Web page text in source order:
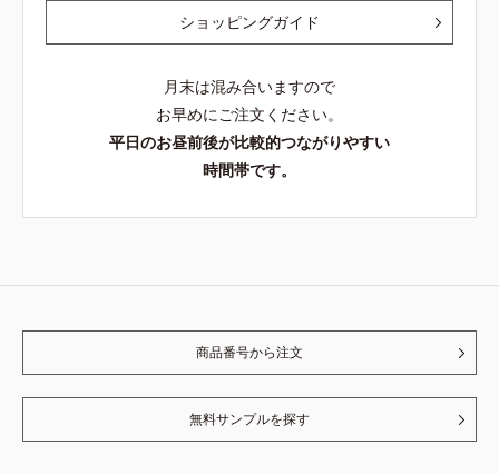
ショッピングガイド
月末は混み合いますので
お早めにご注文ください。
平日のお昼前後が比較的つながりやすい
時間帯です。
商品番号から注文
無料サンプルを探す